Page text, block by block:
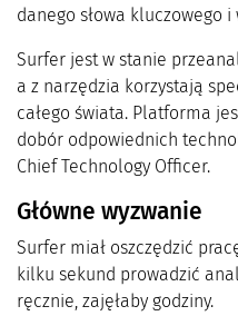
danego słowa kluczowego
Surfer jest w stanie
a z narzędzia korzystają
całego świata. Platforma
dobór odpowiednich
Chief Technology Officer.
Główne wyzwanie
Surfer miał oszczędzić
kilku sekund prowadzić
ręcznie, zajęłaby godziny.